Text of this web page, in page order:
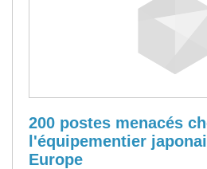
200 postes menacés
l'équipementier
Europe